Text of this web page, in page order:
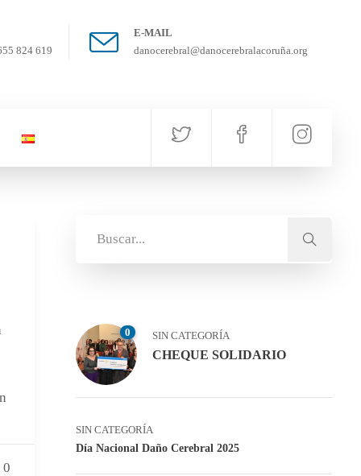
824 619
E-MAIL
danocerebral@danocerebralacoruña.org
0
0 SIN CATEGORÍA
CHEQUE SOLIDARIO
SIN CATEGORÍA
Día Nacional Daño Cerebral 2025